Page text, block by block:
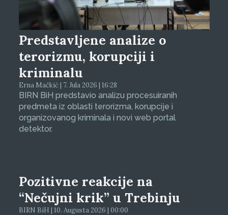
Predstavljene analize o
terorizmu, korupciji i
kriminalu
Erna Mačkić | 7. Jula 2026 | 16:28
BIRN BiH predstavio analizu procesuiranih
predmeta iz oblasti terorizma, korupcije i
organizovanog kriminala i novi web portal
detektor.
Pozitivne reakcije na
“Nečujni krik” u Trebinju
BIRN BiH | 10. Augusta 2026 | 00:00